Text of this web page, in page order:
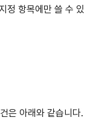
정 항목에만 쓸 수 있
은 아래와 같습니다.